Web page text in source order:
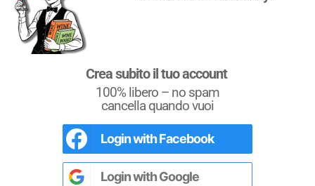
elenchi completi di
appellations,
dénominations
, oltre a
una sintesi chiara
delle principali
caratteristiche
che vi si producono.
Mostra di più
L'Italia del Vino
Nel libro leRegioni del Vino d’Italiacon
tutte leDenominazioni, e le
Crea subito il tuo account
100% libero – no spam
cancella quando vuoi
Login withFacebook
Login withGoogle